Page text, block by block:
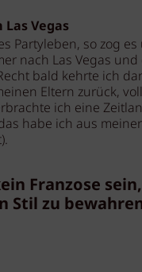
Vegas
Partyleben, so zog
nach Las Vegas
bald kehrte ich
Eltern zurück,
ich eine
habe ich aus
Franzose
Stil zu